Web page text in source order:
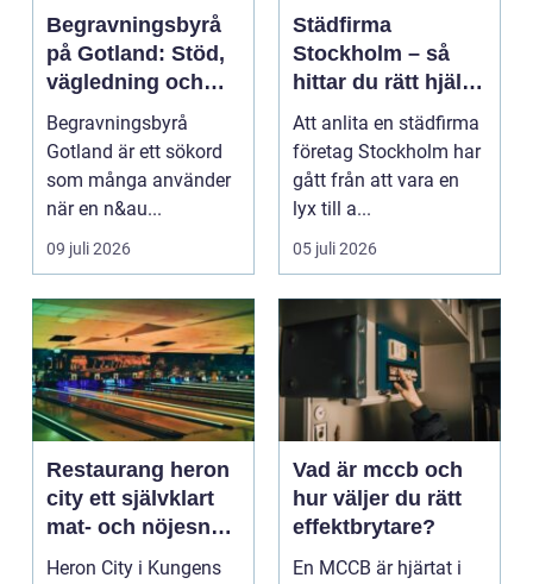
Begravningsbyrå
på Gotland: Stöd,
vägledning och
trygga val
Begravningsbyrå
Gotland är ett sökord
som många använder
när en n&au...
09 juli 2026
Städfirma
Stockholm – så
hittar du rätt hjälp
för hem och
företag
Att anlita en städfirma
företag Stockholm har
gått från att vara en
lyx till a...
05 juli 2026
Restaurang heron
city ett självklart
mat- och nöjesnav
i kungens kurva
Heron City i Kungens
Vad är mccb och
hur väljer du rätt
effektbrytare?
En MCCB är hjärtat i